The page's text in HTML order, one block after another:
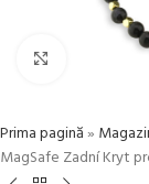
Click to
Prima pagină»
MagSafe Zadní Kryt